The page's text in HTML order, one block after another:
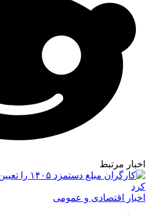
اخبار مرتبط
اخبار اقتصادی و عمومی